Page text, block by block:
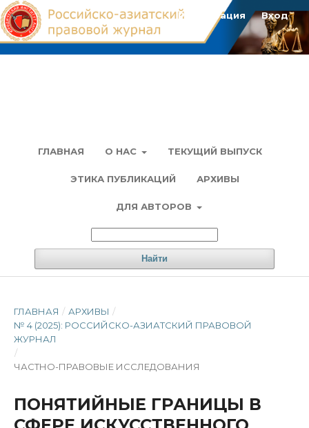
ГЛАВНАЯ О НАС ТЕКУЩИЙ ВЫПУСК
ЭТИКА ПУБЛИКАЦИЙ АРХИВЫ
ДЛЯ АВТОРОВ
Найти
Регистрация Вход
ГЛАВНАЯ / АРХИВЫ /
№ 4 (2025): РОССИЙСКО-АЗИАТСКИЙ ПРАВОВОЙ
ЖУРНАЛ
/
ЧАСТНО-ПРАВОВЫЕ ИССЛЕДОВАНИЯ
ПОНЯТИЙНЫЕ ГРАНИЦЫ В